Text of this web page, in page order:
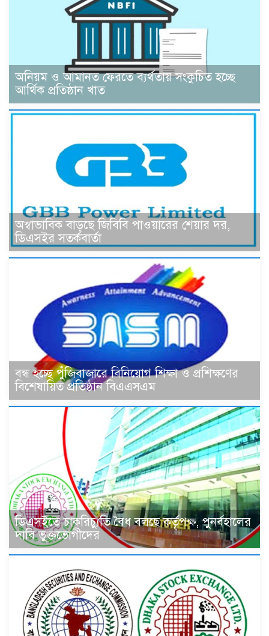
অনিয়ম ও আমানত ফেরতে ব্যর্থতায় সংকুচিত হচ্ছে
আর্থিক প্রতিষ্ঠান খাত
অস্বাভাবিক বাড়ছে জিবিবি পাওয়ারের শেয়ার দর,
ডিএসইর সতর্কবার্তা
বন্ধ হচ্ছে পুঁজিবাজারে বিনিয়োগ শিক্ষা ও প্রশিক্ষণের
বিশেষায়িত প্রতিষ্ঠান বিএএসএম
ডিএসইতে চাকরিচ্যুতি বৈধ বলছে কর্তৃপক্ষ, পুনর্বহালের
দাবি ভুক্তভোগীদের